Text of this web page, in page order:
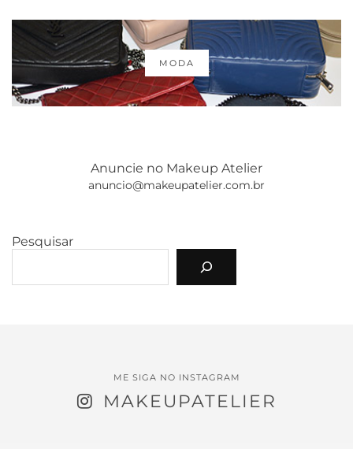
MODA
Anuncie no Makeup Atelier
anuncio@makeupatelier.com.br
Pesquisar
ME SIGA NO INSTAGRAM
MAKEUPATELIER